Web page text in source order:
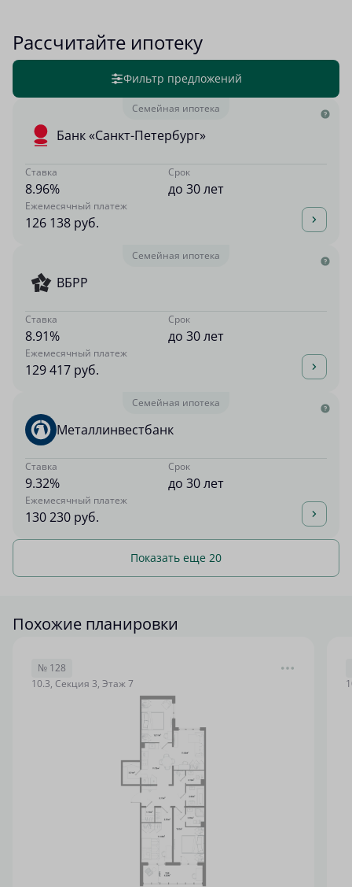
Рассчитайте ипотеку
Фильтр предложений
Семейная ипотека
Банк «Санкт-Петербург»
Ставка
8.96%
Срок
до 30 лет
Ежемесячный платеж
126 138 руб.
Семейная ипотека
ВБРР
Ставка
8.91%
Срок
до 30 лет
Ежемесячный платеж
129 417 руб.
Семейная ипотека
Металлинвестбанк
Ставка
9.32%
Срок
до 30 лет
Ежемесячный платеж
130 230 руб.
Показать еще 20
Похожие планировки
№ 128
10.3, Секция 3, Этаж 7